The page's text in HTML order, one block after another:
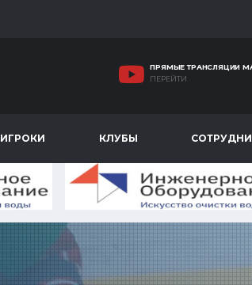
ПРЯМЫЕ ТРАНСЛЯЦИИ
ПЕРЕЙТИ
ИГРОКИ КЛУБЫ